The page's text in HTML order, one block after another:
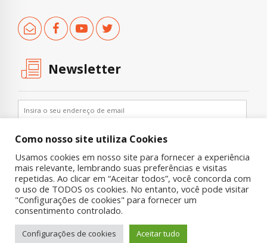
Newsletter
Copyright © 2019 UNIAD – Unidade de Pesquisa em Álcool e Drogas
Quem Somos Nossa História
Onde Procurar Ajuda?
Contato
Como nosso site utiliza Cookies
Usamos cookies em nosso site para fornecer a experiência
mais relevante, lembrando suas preferências e visitas
repetidas. Ao clicar em “Aceitar todos”, você concorda com
o uso de TODOS os cookies. No entanto, você pode visitar
"Configurações de cookies" para fornecer um
consentimento controlado.
Configurações de cookies Aceitar tudo